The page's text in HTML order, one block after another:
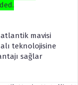
mavisi
teknolojisine
sağlar